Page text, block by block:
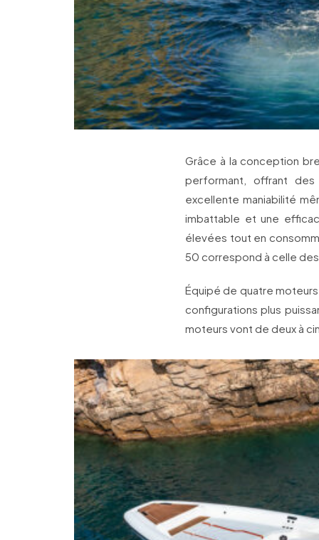
Grâce à la conception
performant, offrant
excellente maniabilité
imbattable et une
élevées tout en
50 correspond à celle
Équipé de quatre
configurations plus
moteurs vont de deux à